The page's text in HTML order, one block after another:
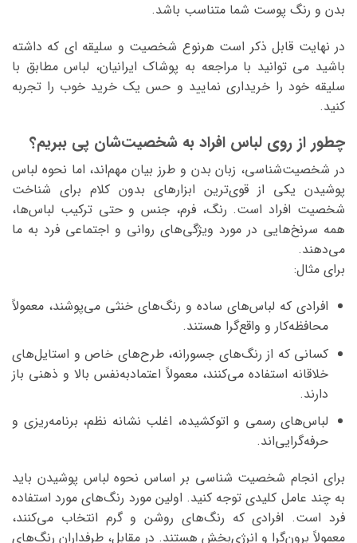
بدن و رنگ پوست شما متناسب باشد.
در نهایت قابل ذکر است هرنوع شخصیت و سلیقه ای که داشته
باشید می توانید با مراجعه به پوشاک ایرانیان، لباس مطابق با
سلیقه خود را خریداری نمایید و حس یک خرید خوب را تجربه
کنید.
چطور از روی لباس افراد به شخصیت‌شان پی ببریم؟
در شخصیت‌شناسی، زبان بدن و طرز بیان مهم‌اند، اما نحوه لباس
پوشیدن یکی از قوی‌ترین ابزارهای بدون کلام برای شناخت
شخصیت افراد است. رنگ، فرم، جنس و حتی ترکیب لباس‌ها،
همه سرنخ‌هایی در مورد ویژگی‌های روانی و اجتماعی فرد به ما
می‌دهند.
برای مثال:
افرادی که لباس‌های ساده و رنگ‌های خنثی می‌پوشند، معمولاً
محافظه‌کار و واقع‌گرا هستند.
کسانی که از رنگ‌های جسورانه، طرح‌های خاص و استایل‌های
خلاقانه استفاده می‌کنند، معمولاً اعتمادبه‌نفس بالا و ذهنی باز
دارند.
لباس‌های رسمی و اتوکشیده، اغلب نشانه نظم، برنامه‌ریزی و
حرفه‌گرایی‌اند.
برای انجام شخصیت شناسی بر اساس نحوه لباس پوشیدن باید
به چند عامل کلیدی توجه کنید. اولین مورد رنگ‌های مورد استفاده
فرد است. افرادی که رنگ‌های روشن و گرم انتخاب می‌کنند،
معمولاً برون‌گرا و انرژی‌بخش هستند. در مقابل، طرفداران رنگ‌های